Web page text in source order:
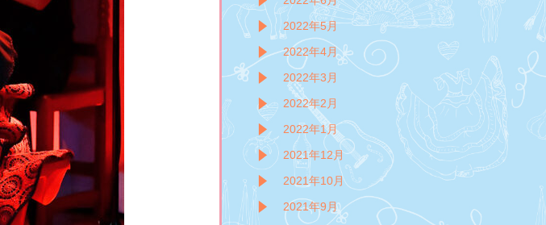
2022年5月
2022年4月
2022年3月
2022年2月
2022年1月
2021年12月
2021年10月
2021年9月